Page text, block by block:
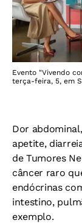
Evento "Vivendo
terça-feira, 5, em
Dor
apetite,
de Tumores
câncer raro
endócrinas
intestino,
exemplo.